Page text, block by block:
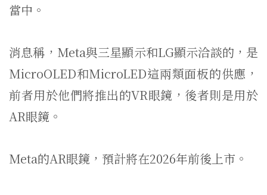
當中。
消息稱，Meta與三星顯示和LG顯示洽談的，是
MicroOLED和MicroLED這兩類面板的供應，
前者用於他們將推出的VR眼鏡，後者則是用於
AR眼鏡。
Meta的AR眼鏡，預計將在2026年前後上市。